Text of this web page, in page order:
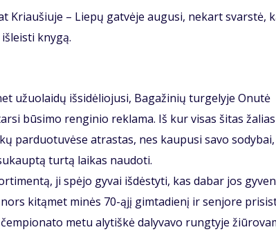
Kriaušiuje – Liepų gatvėje augusi, nekart svarstė,
knygą.
užuolaidų išsidėliojusi, Bagažinių turgelyje Onutė
būsimo renginio reklama. Iš kur visas šitas žalias
parduotuvėse atrastas, nes kaupusi savo
turtą laikas naudoti.
ji spėjo gyvai išdėstyti, kas dabar jos
kitąmet minės 70-ąjį gimtadienį ir senjore
metu alytiškė dalyvavo rungtyje